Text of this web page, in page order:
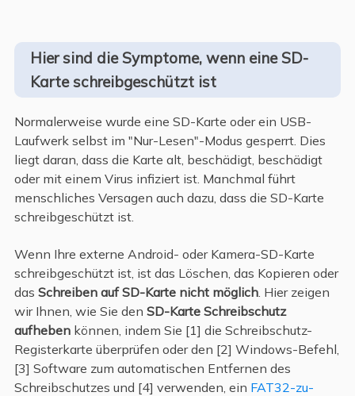
Hier sind die Symptome, wenn eine SD-
Karte schreibgeschützt ist
Normalerweise wurde eine SD-Karte oder ein USB-
Laufwerk selbst im "Nur-Lesen"-Modus gesperrt. Dies
liegt daran, dass die Karte alt, beschädigt, beschädigt
oder mit einem Virus infiziert ist. Manchmal führt
menschliches Versagen auch dazu, dass die SD-Karte
schreibgeschützt ist.
Wenn Ihre externe Android- oder Kamera-SD-Karte
schreibgeschützt ist, ist das Löschen, das Kopieren oder
das Schreiben auf SD-Karte nicht möglich. Hier zeigen
wir Ihnen, wie Sie den SD-Karte Schreibschutz
aufhebenkönnen, indem Sie [1] die Schreibschutz-
Registerkarte überprüfen oder den [2] Windows-Befehl,
[3] Software zum automatischen Entfernen des
Schreibschutzes und [4] verwenden, ein FAT32-zu-